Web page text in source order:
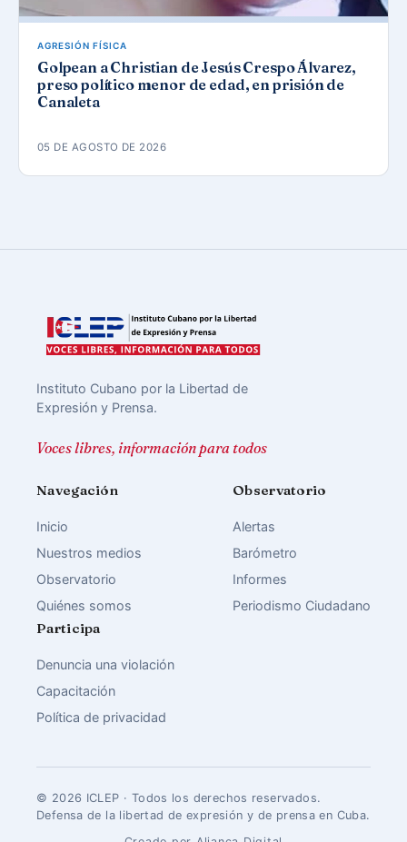
AGRESIÓN FÍSICA
Golpean a Christian de Jesús Crespo Álvarez,
preso político menor de edad, en prisión de
Canaleta
05 DE AGOSTO DE 2026
Instituto Cubano por la Libertad de
Expresión y Prensa.
Voces libres, información para todos
Navegación
Inicio
Nuestros medios
Observatorio
Quiénes somos
Observatorio
Alertas
Barómetro
Informes
Periodismo Ciudadano
Participa
Denuncia una violación
Capacitación
Política de privacidad
© 2026 ICLEP · Todos los derechos reservados.
Defensa de la libertad de expresión y de prensa en Cuba.